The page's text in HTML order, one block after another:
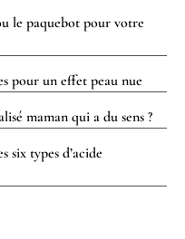
le paquebot pour votre
pour un effet peau nue
maman qui a du sens ?
six types d’acide